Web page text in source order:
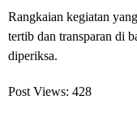
Rangkaian kegiatan
tertib dan transparan di
diperiksa.
Post Views: 428